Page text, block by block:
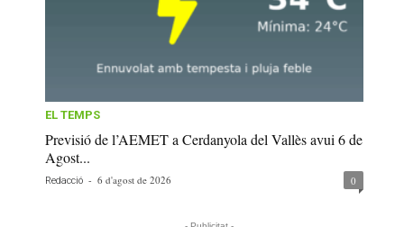
EL TEMPS
Previsió de l’AEMET a Cerdanyola del Vallès avui 6 de
Agost...
Redacció - 6 d'agost de 2026 0